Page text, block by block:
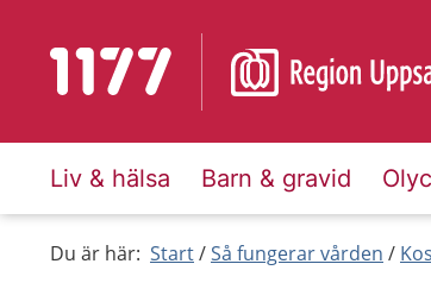
Till startsidan för 1177
Liv & hälsa Barn & gravid
Du är här: Start Så fungerar vården